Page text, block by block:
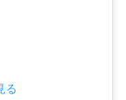
る